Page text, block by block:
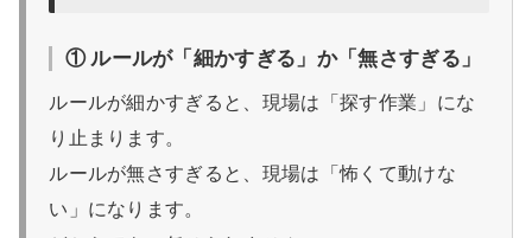
① ルールが「細かすぎる」か「無さすぎる」
ルールが細かすぎると、現場は「探す作業」にな
り止まります。
ルールが無さすぎると、現場は「怖くて動けな
い」になります。